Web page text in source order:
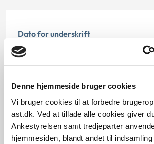
Denne hjemmeside bruger cookies
Vi bruger cookies til at forbedre
ast.dk. Ved at tillade alle cookies giver
Ankestyrelsen samt tredjeparter
hjemmesiden, blandt andet til
Dato for underskrift
03.01.2012
10.07.2013
Denne principafgørelse er kasseret
december 2015, da der er kommet